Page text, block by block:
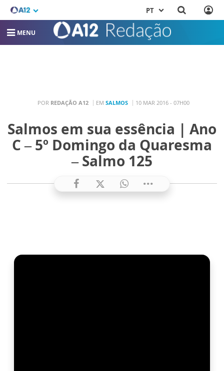
PT
MENU
POR REDAÇÃO A12 EM SALMOS 10 MAR 2016 - 07H00
Salmos em sua essência | Ano
C – 5º Domingo da Quaresma
– Salmo 125